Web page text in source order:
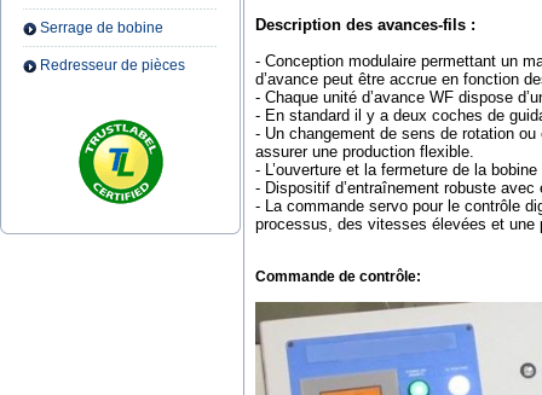
Serrage de bobine
Redresseur de pièces
Description des avances-fils :
- Conception modulaire permettant un
d’avance peut être accrue en fonction
- Chaque unité d’avance WF dispose
- En standard il y a deux coches de
- Un changement de sens de rotation
assurer une production flexible.
- L’ouverture et la fermeture de la
- Dispositif d’entraînement robuste
- La commande servo pour le contrôle
processus, des vitesses élevées et une
Commande de contrôle: